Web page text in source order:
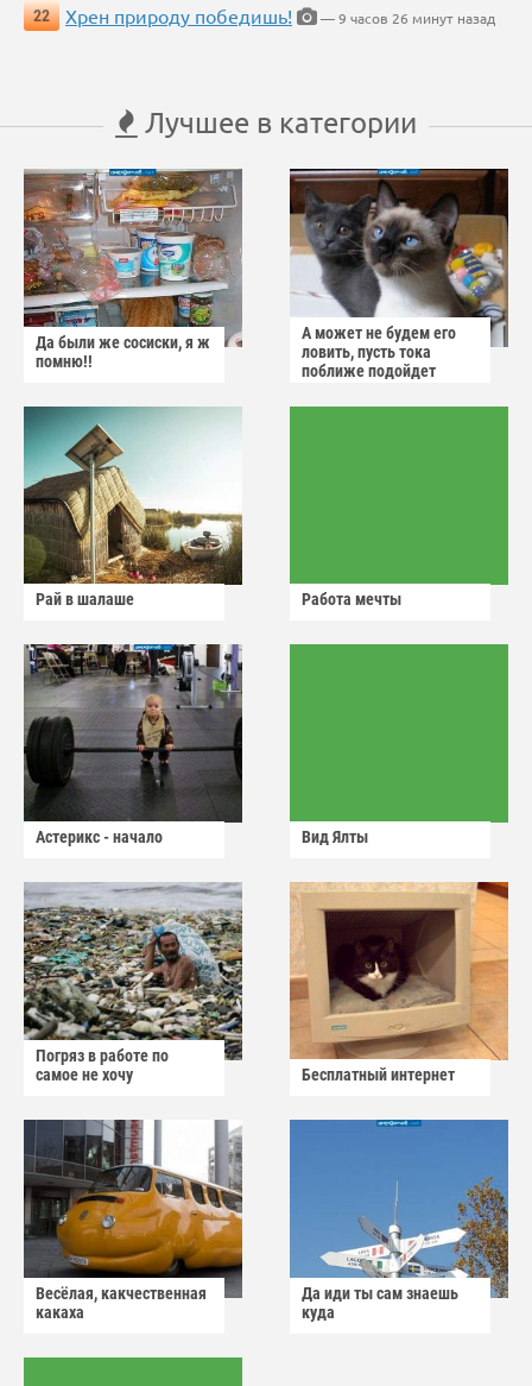
22
Хрен природу победишь! — 9 часов 26 минут назад
Лучшее в категории
Да были же сосиски, я ж
помню!!
А может не будем его
ловить, пусть тока
поближе подойдет
Рай в шалаше Работа мечты
Астерикс - начало Вид Ялты
Погряз в работе по
самое не хочу
Бесплатный интернет
Весёлая, какчественная
какаха
Да иди ты сам знаешь
куда